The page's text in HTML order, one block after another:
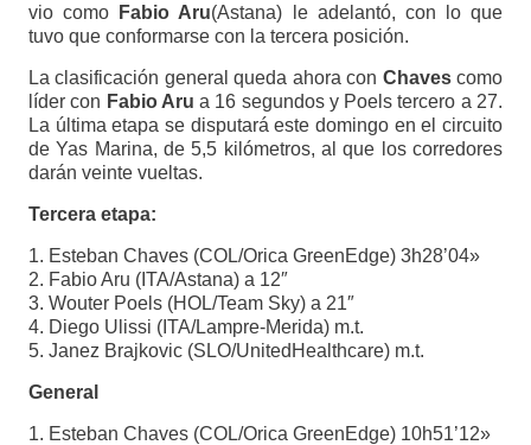
vio como
Fabio Aru(Astana) le adelantó, con lo que
tuvo que conformarse con la tercera posición.
La clasificación general queda ahora con Chavescomo
líder con Fabio Aru a 16 segundos y Poels tercero a 27.
La última etapa se disputará este domingo en el circuito
de Yas Marina, de 5,5 kilómetros, al que los corredores
darán veinte vueltas.
Tercera etapa:
1. Esteban Chaves (COL/Orica GreenEdge) 3h28’04»
2. Fabio Aru (ITA/Astana) a 12″
3. Wouter Poels (HOL/Team Sky) a 21″
4. Diego Ulissi (ITA/Lampre-Merida) m.t.
5. Janez Brajkovic (SLO/UnitedHealthcare) m.t.
General
1. Esteban Chaves (COL/Orica GreenEdge) 10h51’12»